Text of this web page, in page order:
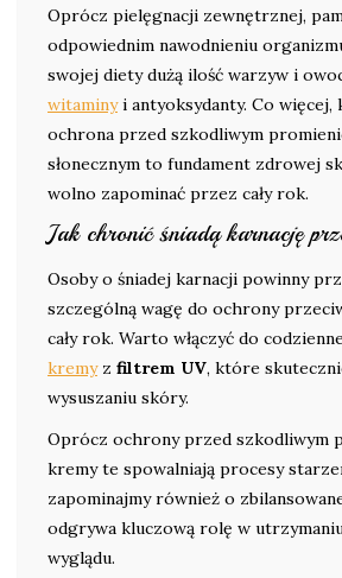
Oprócz pielęgnacji zewnętrznej,
odpowiednim nawodnieniu
swojej diety dużą ilość warzyw i
witaminyi antyoksydanty. Co więcej,
ochrona przed szkodliwym
słonecznym to fundament zdrowej
wolno zapominać przez cały rok.
Jak chronić śniadą karnację
Osoby o śniadej karnacji powinny
szczególną wagę do ochrony
cały rok. Warto włączyć do
kremyz filtrem UV, które
wysuszaniu skóry.
Oprócz ochrony przed szkodliwym
kremy te spowalniają procesy
zapominajmy również o
odgrywa kluczową rolę w
wyglądu.